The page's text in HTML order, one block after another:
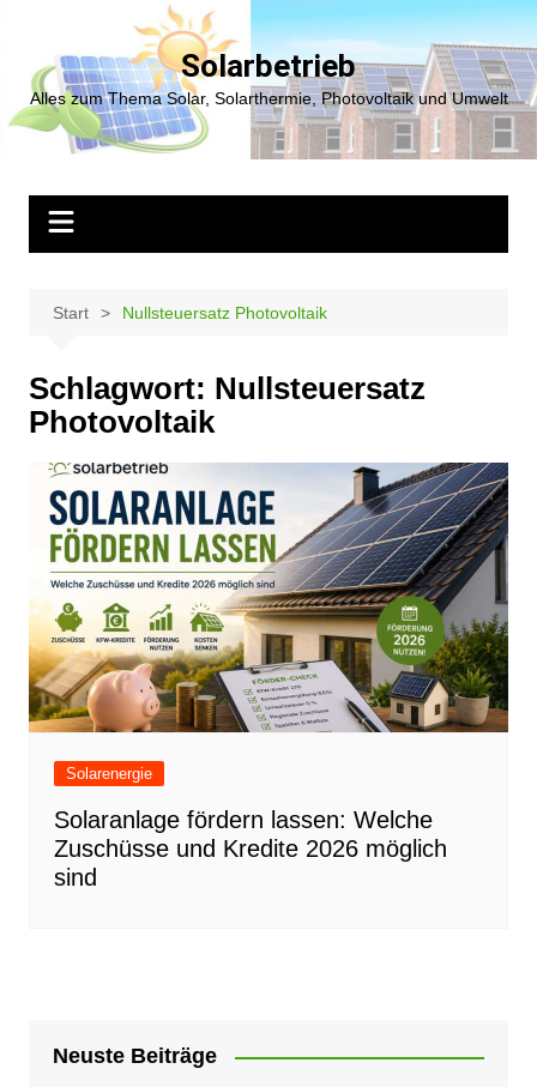
springen
Solarbetrieb
Alles zum Thema Solar, Solarthermie, Photovoltaik und Umwelt
Start Nullsteuersatz Photovoltaik
Schlagwort: Nullsteuersatz
Photovoltaik
Solarenergie
Solaranlage fördern lassen: Welche
Zuschüsse und Kredite 2026 möglich
sind
Neuste Beiträge